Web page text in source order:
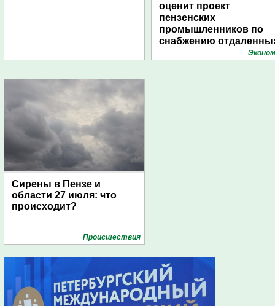
оценит проект
пензенских
промышленников по
снабжению
поселений с помощью
Сирены в Пензе и
области 27 июля: что
происходит?
Проиcшествия